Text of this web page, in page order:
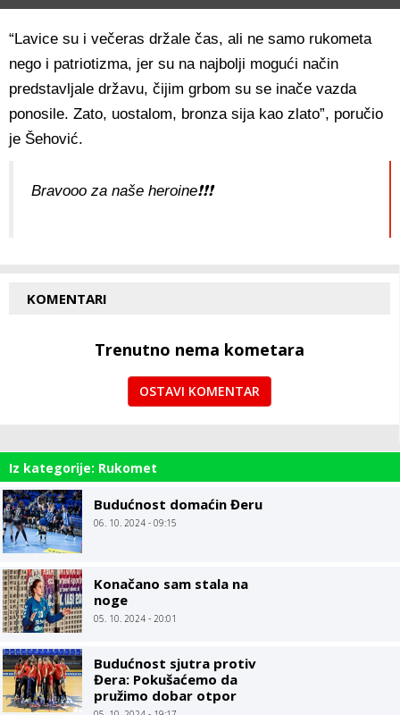
“Lavice su i večeras držale čas, ali ne samo rukometa
nego i patriotizma, jer su na najbolji mogući način
predstavljale državu, čijim grbom su se inače vazda
ponosile. Zato, uostalom, bronza sija kao zlato”, poručio
je Šehović.
Bravooo za naše heroine❗️❗️❗️
KOMENTARI
Trenutno nema kometara
OSTAVI KOMENTAR
Iz kategorije: Rukomet
Budućnost domaćin Đeru
06. 10. 2024 - 09:15
Konačano sam stala na
noge
05. 10. 2024 - 20:01
Budućnost sjutra protiv
Đera: Pokušaćemo da
pružimo dobar otpor